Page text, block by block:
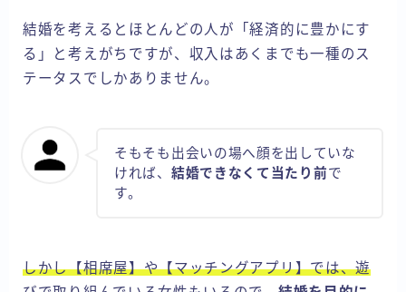
結婚を考えるとほとんどの人が「経済的に豊かにす
る」と考えがちですが、収入はあくまでも一種のス
テータスでしかありません。
そもそも出会いの場へ顔を出していな
ければ、 結婚できなくて当たり前で
す。
しかし【相席屋】や【マッチングアプリ】では、遊